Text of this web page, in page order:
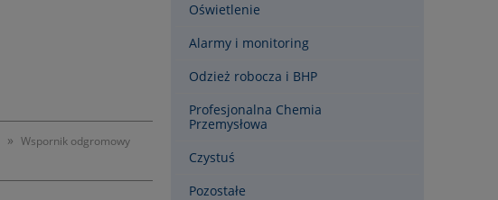
» Wspornik odgromowy
Oświetlenie
Alarmy i monitoring
Odzież robocza i BHP
Profesjonalna Chemia
Przemysłowa
Czystuś
Pozostałe